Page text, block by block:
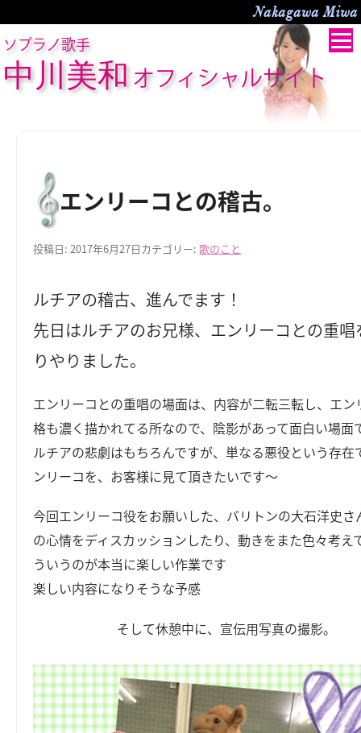
Nakagawa
ソプラノ歌手
中川美和 オフィシャルサイト
エンリーコとの稽古。
投稿日:2017年6月27日カテゴリー:歌のこと
ルチアの稽古、進んでます！
先日はルチアのお兄様、エンリーコとの重
りやりました。
エンリーコとの重唱の場面は、内容が二転三転し、エン
格も濃く描かれてる所なので、陰影があって面白い場面
ルチアの悲劇はもちろんですが、単なる悪役という存在
ンリーコを、お客様に見て頂きたいです～
今回エンリーコ役をお願いした、バリトンの大石洋史さ
の心情をディスカッションしたり、動きをまた色々考
ういうのが本当に楽しい作業です
楽しい内容になりそうな予感
そして休憩中に、宣伝用写真の撮影。